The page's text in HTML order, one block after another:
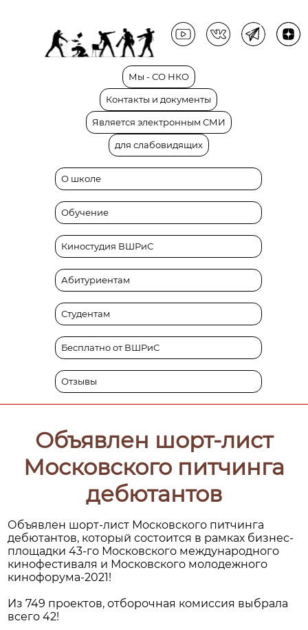
Мы - СО НКО
Контакты и документы
Является электронным СМИ
для слабовидящих
О школе
Обучение
Киностудия ВШРиС
Абитуриентам
Студентам
Бесплатно от ВШРиС
Отзывы
Объявлен шорт-лист
Московского питчинга
дебютантов
Объявлен шорт-лист Московского питчинга
дебютантов, который состоится в рамках бизнес-
площадки 43-го Московского международного
кинофестиваля и Московского молодежного
кинофорума-2021!
Из 749 проектов, отборочная комиссия выбрала
всего 42!